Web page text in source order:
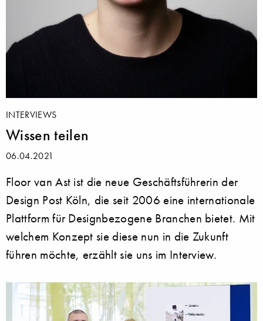
INTERVIEWS
Wissen teilen
06.04.2021
Floor van Ast ist die neue Geschäftsführerin der
Design Post Köln, die seit 2006 eine internationale
Plattform für Designbezogene Branchen bietet. Mit
welchem Konzept sie diese nun in die Zukunft
führen möchte, erzählt sie uns im Interview.